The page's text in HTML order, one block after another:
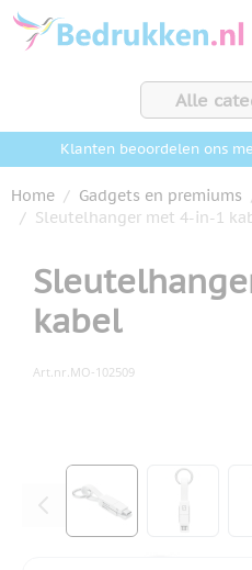
Ga naar de inhoud
Alle
Klanten beoordelen ons
Home / Gadgets en premiums
/ Sleutelhanger met 4-in-1
kabel
Art.nr. MO-102509
View largerView